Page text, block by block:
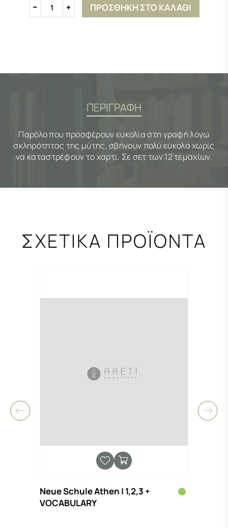
1 ΠΡΟΣΘΗΚΗ ΣΤΟ ΚΑΛΑΘΙ
ΠΕΡΙΓΡΑΦΗ
Παρόλο που προσφέρουν ευκολία στη γραφή λόγω
σκληρότητας της μύτης, σβήνουν πολύ εύκολα χωρίς
να καταστρέφουν το χαρτί. Σε σετ των 12 τεμαχίων.
ΣΧΕΤΙΚΑ ΠΡΟΪΟΝΤΑ
Neue Schule Athen | 1,2,3 +
VOCABULARY